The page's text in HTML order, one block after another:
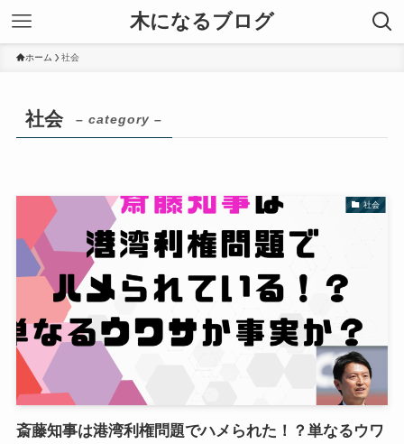
木になるブログ
ホーム 社会
社会 – category –
社会
斎藤知事は港湾利権問題でハメられた！？単なるウワ